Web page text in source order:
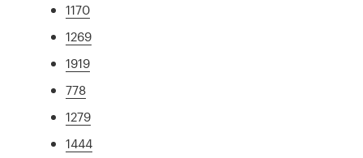
1170
1269
1919
778
1279
1444